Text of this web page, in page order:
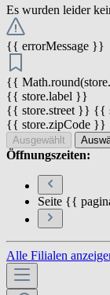
Es wurden leider
{{ errorMessage }}
{{
{{ store.label }}
{{ store.street }} {{
{{ store.zipCode
Ausgewählt
Öffnungszeiten:
Seite {{
Alle Filialen